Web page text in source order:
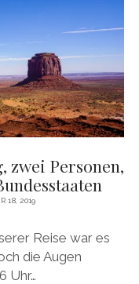
zwei Personen,
18, 2019
Reise war es
die Augen
Uhr…